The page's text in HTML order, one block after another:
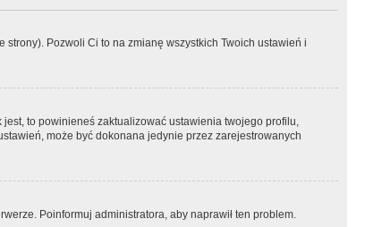
Pozwoli Ci to na zmianę wszystkich Twoich ustawień i
to powinieneś zaktualizować ustawienia twojego profilu,
może być dokonana jedynie przez zarejestrowanych
Poinformuj administratora, aby naprawił ten problem.